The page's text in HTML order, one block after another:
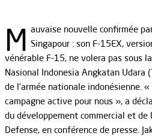
M auvaise nouvelle confirmée
Singapour : son F-15EX,
vénérable F-15, ne volera pas sous
Nasional Indonesia Angkatan Udara
de l’armée nationale indonésienne. «
campagne active pour nous », a
du développement commercial et
Defense, en conférence de presse.